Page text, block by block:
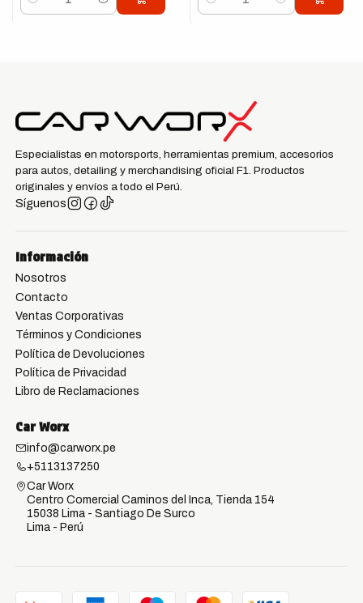
Cantidad Cantidad
Especialistas en motorsports, herramientas premium, accesorios
para autos, detailing y merchandising oficial F1. Productos
originales y envíos a todo el Perú.
Síguenos
Información
Nosotros
Contacto
Ventas Corporativas
Términos y Condiciones
Política de Devoluciones
Política de Privacidad
Libro de Reclamaciones
Car Worx
info@carworx.pe
+5113137250
Car Worx
Centro Comercial Caminos del Inca, Tienda 154
15038 Lima - Santiago De Surco
Lima - Perú